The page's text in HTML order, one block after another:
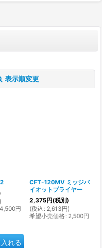
表示順変更
)
4,500円
れる
CFT-120MV ミッジバ
イオットプライヤー
2,375円(税別)
(税込 : 2,613円)
希望小売価格: 2,500円